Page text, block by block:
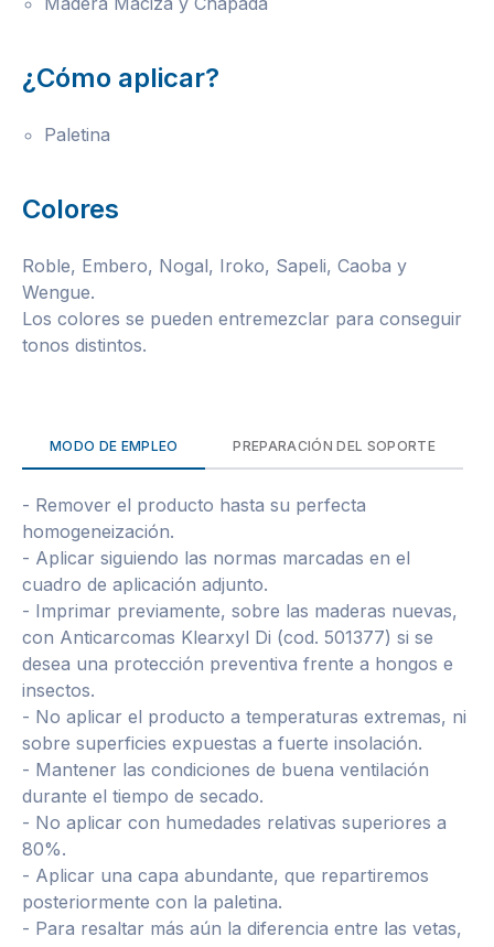
¿Cómo aplicar?
Paletina
Colores
Roble, Embero, Nogal, Iroko, Sapeli, Caoba y
Wengue.
Los colores se pueden entremezclar para conseguir
tonos distintos.
MODO DE EMPLEO PREPARACIÓN DEL SOPORTE
- Remover el producto hasta su perfecta
homogeneización.
- Aplicar siguiendo las normas marcadas en el
cuadro de aplicación adjunto.
- Imprimar previamente, sobre las maderas nuevas,
con Anticarcomas Klearxyl Di (cod. 501377) si se
desea una protección preventiva frente a hongos e
insectos.
- No aplicar el producto a temperaturas extremas, ni
sobre superficies expuestas a fuerte insolación.
- Mantener las condiciones de buena ventilación
durante el tiempo de secado.
- No aplicar con humedades relativas superiores a
80%.
- Aplicar una capa abundante, que repartiremos
posteriormente con la paletina.
- Para resaltar más aún la diferencia entre las vetas,